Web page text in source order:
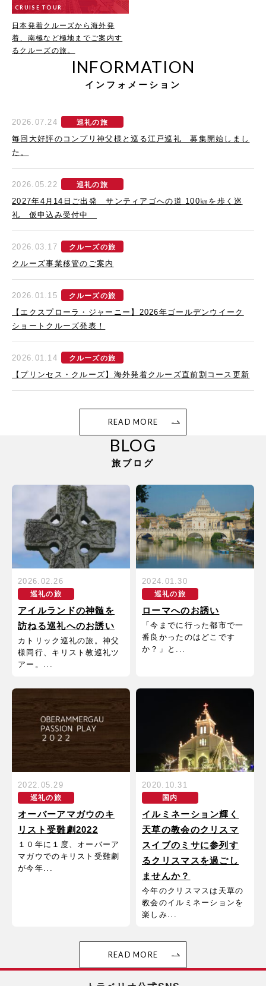
CRUISE TOUR
日本発着クルーズから海外発
着、南極など極地までご案内す
るクルーズの旅。
INFORMATION
インフォメーション
2026.07.24 巡礼の旅
毎回大好評のコンプリ神父様と巡る江戸巡礼 募集開始しまし
た。
2026.05.22 巡礼の旅
2027年4月14日ご出発 サンティアゴへの道 100㎞を歩く巡
礼 仮申込み受付中
2026.03.17 クルーズの旅
クルーズ事業移管のご案内
2026.01.15 クルーズの旅
【エクスプローラ・ジャーニー】2026年ゴールデンウイーク
ショートクルーズ発表！
2026.01.14 クルーズの旅
【プリンセス・クルーズ】海外発着クルーズ直前割コース更新
READ MORE
BLOG
旅ブログ
2026.02.26
巡礼の旅
アイルランドの神髄を
訪ねる巡礼へのお誘い
カトリック巡礼の旅。神父
様同行、キリスト教巡礼ツ
アー。...
2024.01.30
巡礼の旅
ローマへのお誘い
「今までに行った都市で一
番良かったのはどこです
か？」と...
2022.05.29
巡礼の旅
オーバーアマガウのキ
リスト受難劇2022
１０年に１度、オーバーア
マガウでのキリスト受難劇
が今年...
2020.10.31
国内
イルミネーション輝く
天草の教会のクリスマ
スイブのミサに参列す
るクリスマスを過ごし
ませんか？
今年のクリスマスは天草の
教会のイルミネーションを
楽しみ...
READ MORE